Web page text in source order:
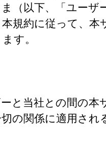
（以下、「ユーザ
規約に従って、本
す。
と当社との間の本
の関係に適用され